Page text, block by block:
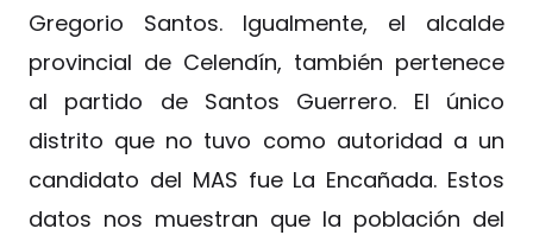
Gregorio Santos. Igualmente, el alcalde
provincial de Celendín, también pertenece
al partido de Santos Guerrero. El único
distrito que no tuvo como autoridad a un
candidato del MAS fue La Encañada. Estos
datos nos muestran que la población del